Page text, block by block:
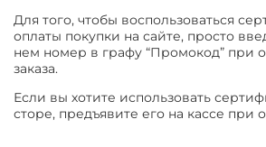
Для того, чтобы воспользоваться
оплаты покупки на сайте, просто
нем номер в графу “Промокод” при
заказа.
Если вы хотите использовать
сторе, предъявите его на кассе при